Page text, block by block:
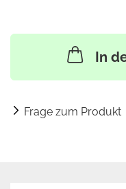
In
Frage zum Produkt